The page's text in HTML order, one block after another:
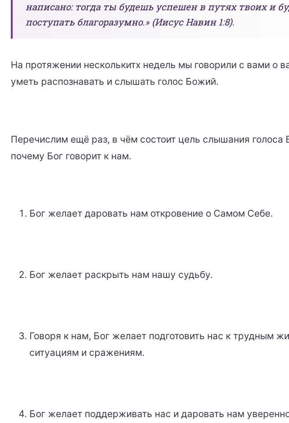
написано: тогда ты будешь успешен в путях твоих и
поступать благоразумно.» (Иисус Навин 1:8).
На протяжении несколькитх недель мы говорили с вами о
уметь распознавать и слышать голос Божий.
Перечислим ещё раз, в чём состоит цель слышания голоса
почему Бог говорит к нам.
Бог желает даровать нам откровение о Самом Себе.
Бог желает раскрыть нам нашу судьбу.
Говоря к нам, Бог желает подготовить нас к трудным
ситуациям и сражениям.
Бог желает поддерживать нас и даровать нам